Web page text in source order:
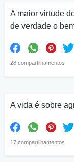
A maior virtude
de verdade o
28 compartilhamentos
A vida é sobre
17 compartilhamentos